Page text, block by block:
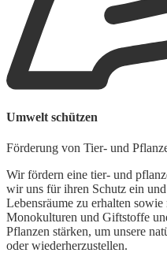
Umwelt schützen
Förderung von Tier- und
Wir fördern eine tier- und
wir uns für ihren Schutz ein
Lebensräume zu erhalten
Monokulturen und Giftstoffe
Pflanzen stärken, um unsere
oder wiederherzustellen.